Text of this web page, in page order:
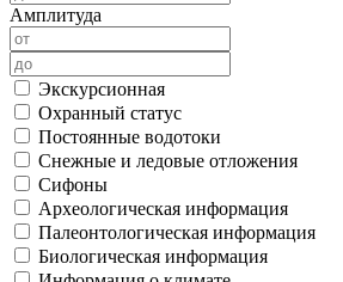
Амплитуда
Экскурсионная
Охранный статус
Постоянные водотоки
Снежные и ледовые отложения
Сифоны
Археологическая информация
Палеонтологическая информация
Биологическая информация